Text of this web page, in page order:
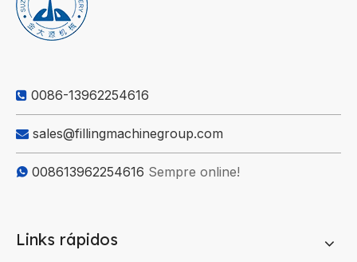
 0086-13962254616
 sales@fillingmachinegroup.com
 008613962254616 Sempre online!
Links rápidos